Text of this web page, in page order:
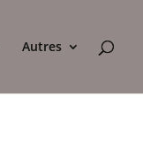
Autres